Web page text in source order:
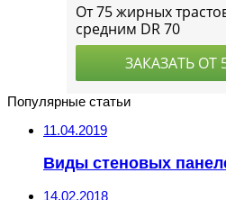
Популярные статьи
11.04.2019
Виды стеновых
14.02.2018